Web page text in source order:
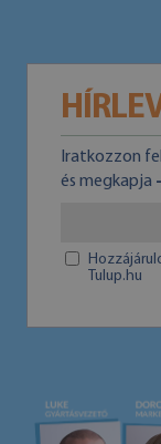
Iratkozzon
és megkapja
Tulup.hu